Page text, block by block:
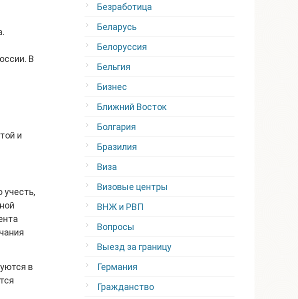
В
и
учесть,
в
Безработица
Беларусь
Белоруссия
Бельгия
Бизнес
Ближний Восток
Болгария
Бразилия
Виза
Визовые центры
ВНЖ и РВП
Вопросы
Выезд за границу
Германия
Гражданство